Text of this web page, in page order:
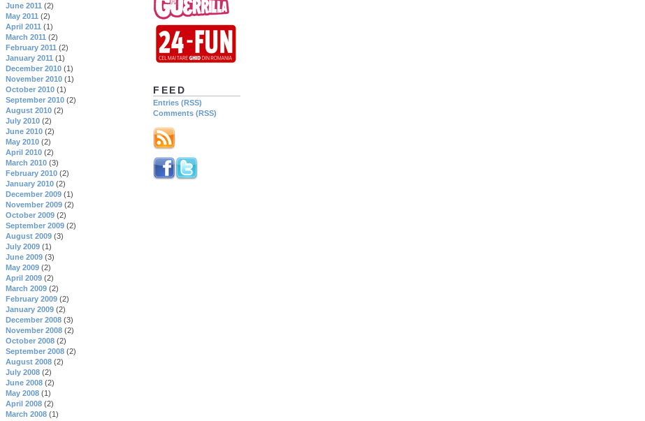
FEED
Entries (RSS)
Comments (RSS)
June 2011 (2)
May 2011 (2)
April 2011 (1)
March 2011 (2)
February 2011 (2)
January 2011 (1)
December 2010 (1)
November 2010 (1)
October 2010 (1)
September 2010 (2)
August 2010 (2)
July 2010 (2)
June 2010 (2)
May 2010 (2)
April 2010 (2)
March 2010 (3)
February 2010 (2)
January 2010 (2)
December 2009 (1)
November 2009 (2)
October 2009 (2)
September 2009 (2)
August 2009 (3)
July 2009 (1)
June 2009 (3)
May 2009 (2)
April 2009 (2)
March 2009 (2)
February 2009 (2)
January 2009 (2)
December 2008 (3)
November 2008 (2)
October 2008 (2)
September 2008 (2)
August 2008 (2)
July 2008 (2)
June 2008 (2)
May 2008 (1)
April 2008 (2)
March 2008 (1)